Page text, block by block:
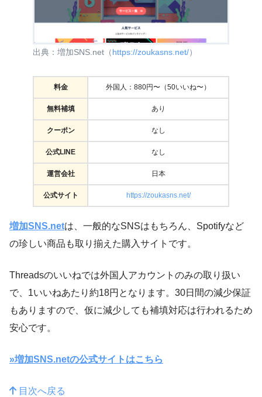
出典：増加SNS.net（https://zoukasns.net/）
料金 外国人：880円〜（50いいね〜）
無料補填 あり
クーポン なし
公式LINE なし
運営会社 日本
公式サイト https://zoukasns.net/
増加SNS.netは、一般的なSNSはもちろん、Spotifyなど
の珍しい商品も取り揃えた購入サイトです。
Threadsのいいねでは外国人アカウントのみの取り扱い
で、1いいねあたり約18円となります。30日間の減少保証
もありますので、仮に減少しても補填対応は行われるため
安心です。
»増加SNS.netの公式サイトはこちら
目次へ戻る